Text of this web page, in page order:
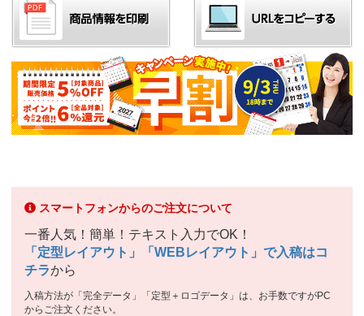
スマートフォンからのご注文について
一番人気！簡単！テキスト入力でOK！
「定型レイアウト」「WEBレイアウト」で入稿はコ
チラから
入稿方法が「完全データ」「定型＋ロゴデータ」は、お手数ですがPC
からご注文ください。